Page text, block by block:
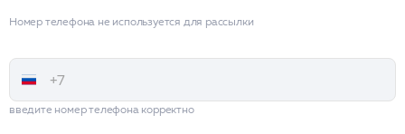
Номер телефона не используется для рассылки
введите номер телефона корректно